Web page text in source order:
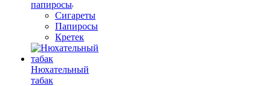
папиросы
Сигареты
Папиросы
Кретек
Нюхательный
табак